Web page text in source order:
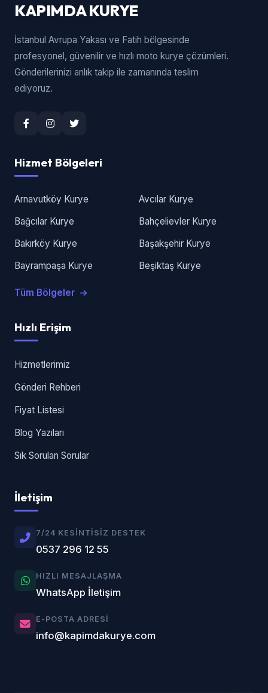
KAPIMDA KURYE
İstanbul Avrupa Yakası ve Fatih bölgesinde
profesyonel, güvenilir ve hızlı moto kurye çözümleri.
Gönderilerinizi anlık takip ile zamanında teslim
ediyoruz.
Hizmet Bölgeleri
Arnavutköy Kurye
Avcılar Kurye
Bağcılar Kurye
Bahçelievler Kurye
Bakırköy Kurye
Başakşehir Kurye
Bayrampaşa Kurye
Beşiktaş Kurye
Tüm Bölgeler
Hızlı Erişim
Hizmetlerimiz
Gönderi Rehberi
Fiyat Listesi
Blog Yazıları
Sık Sorulan Sorular
İletişim
7/24 KESINTISIZ DESTEK
0537 296 12 55
HIZLI MESAJLAŞMA
WhatsApp İletişim
E-POSTA ADRESI
info@kapimdakurye.com